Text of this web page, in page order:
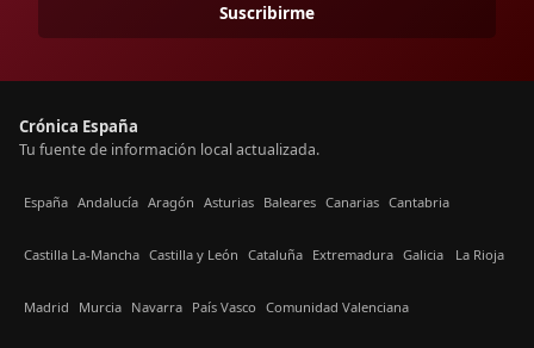
Suscribirme
Crónica España
Tu fuente de información local actualizada.
España Andalucía Aragón Asturias Baleares Canarias Cantabria
Castilla La-Mancha Castilla y León Cataluña Extremadura Galicia La Rioja
Madrid Murcia Navarra País Vasco Comunidad Valenciana